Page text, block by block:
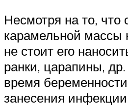
Несмотря на то, что
карамельной массы
не стоит его
ранки, царапины, др.
время
занесения